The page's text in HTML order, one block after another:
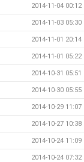
2014-11-04 00:12
2014-11-03 05:30
2014-11-01 20:14
2014-11-01 05:22
2014-10-31 05:51
2014-10-30 05:55
2014-10-29 11:07
2014-10-27 10:38
2014-10-24 11:09
2014-10-24 07:32